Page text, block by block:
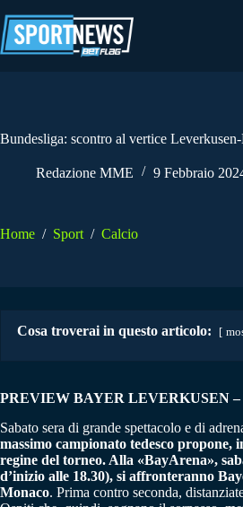
al
contenuto
Bundesliga: scontro al vertice
Redazione MME 9 Febbraio
Home / Sport / Calcio
Cosa troverai in questo articolo:
PREVIEW BAYER LEVERKUSEN
Sabato sera di grande spettacolo e di
massimo campionato tedesco propone,
regine del torneo. Alla «BayArena»,
d’inizio alle 18.30), si affronteranno
Monaco. Prima contro seconda,